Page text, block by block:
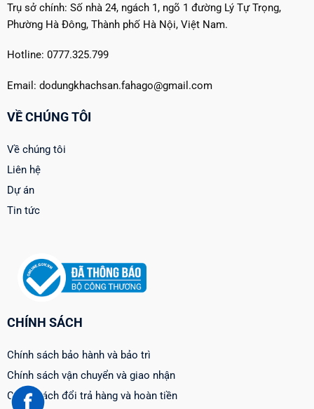
Trụ sở chính: Số nhà 24, ngách 1, ngõ 1 đường Lý Tự Trọng,
Phường Hà Đông, Thành phố Hà Nội, Việt Nam.
Hotline: 0777.325.799
Email: dodungkhachsan.fahago@gmail.com
VỀ CHÚNG TÔI
Về chúng tôi
Liên hệ
Dự án
Tin tức
CHÍNH SÁCH
Chính sách bảo hành và bảo trì
Chính sách vận chuyển và giao nhận
Chính sách đổi trả hàng và hoàn tiền